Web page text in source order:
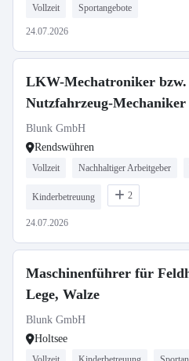
Vollzeit Sportangebote
24.07.2026
LKW-Mechatroniker bzw.
Nutzfahrzeug-Mechaniker
Blunk GmbH
Rendswühren
Vollzeit Nachhaltiger Arbeitgeber
Kinderbetreuung 2
24.07.2026
Maschinenführer für
Lege, Walze
Blunk GmbH
Holtsee